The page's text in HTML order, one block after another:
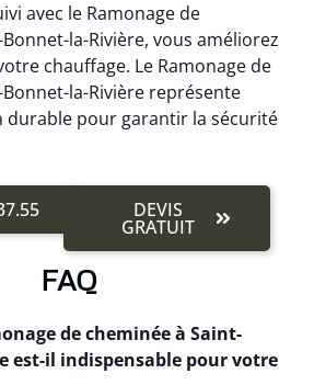
avec le Ramonage de
la-Rivière, vous améliorez
chauffage. Le Ramonage de
la-Rivière représente
durable pour garantir la sécurité
DEVIS
GRATUIT
FAQ
de cheminée à Saint-
est-il indispensable pour votre